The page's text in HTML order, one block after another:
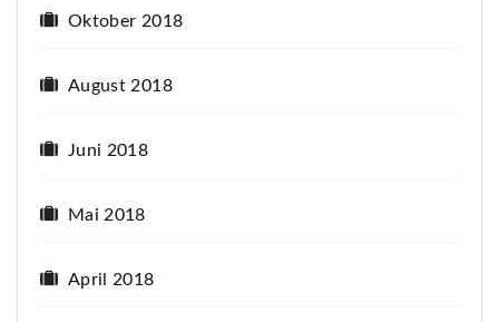
Oktober 2018
August 2018
Juni 2018
Mai 2018
April 2018